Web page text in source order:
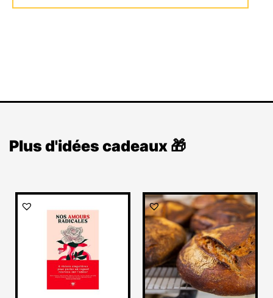
Plus d'idées cadeaux 🎁